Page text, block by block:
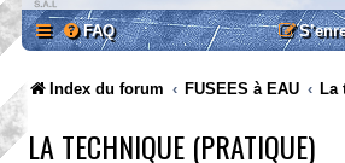
FAQ
Index du forum FUSEES à EAU La
LA TECHNIQUE (PRATIQUE)